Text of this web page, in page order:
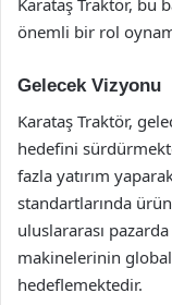
Karataş Traktör, bu
önemli bir rol
Gelecek Vizyonu
Karataş Traktör,
hedefini
fazla yatırım
standartlarında
uluslararası
makinelerinin global
hedeflemektedir.